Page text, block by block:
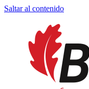
Saltar al contenido